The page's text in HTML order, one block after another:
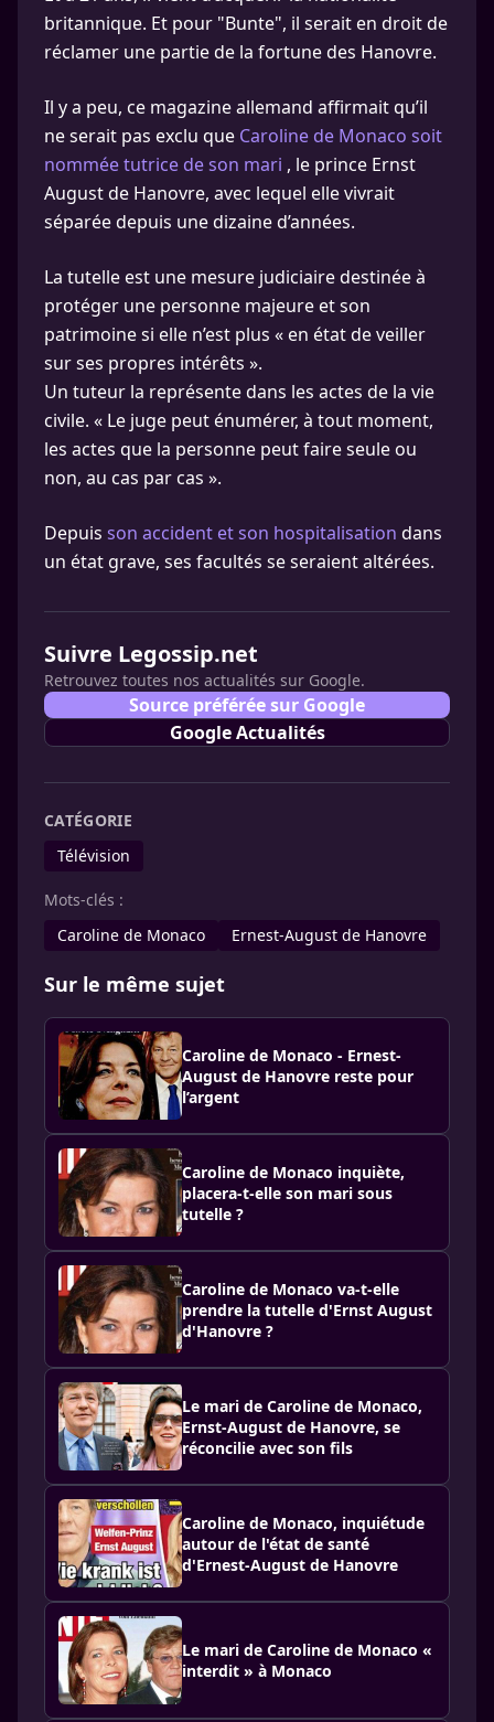
britannique. Et pour "Bunte", il serait en droit de
réclamer une partie de la fortune des Hanovre.
Il y a peu, ce magazine allemand affirmait qu’il
ne serait pas exclu que Caroline de Monaco soit
nommée tutrice de son mari , le prince Ernst
August de Hanovre, avec lequel elle vivrait
séparée depuis une dizaine d’années.
La tutelle est une mesure judiciaire destinée à
protéger une personne majeure et son
patrimoine si elle n’est plus « en état de veiller
sur ses propres intérêts ».
Un tuteur la représente dans les actes de la vie
civile. « Le juge peut énumérer, à tout moment,
les actes que la personne peut faire seule ou
non, au cas par cas ».
Depuis son accident et son hospitalisation dans
un état grave, ses facultés se seraient altérées.
Suivre Legossip.net
Retrouvez toutes nos actualités sur Google.
Source préférée sur Google
Google Actualités
CATÉGORIE
Télévision
Mots-clés :
Caroline de Monaco
Ernest-August de Hanovre
Sur le même sujet
Caroline de Monaco - Ernest-
August de Hanovre reste pour
l’argent
Caroline de Monaco inquiète,
placera-t-elle son mari sous
tutelle ?
Caroline de Monaco va-t-elle
prendre la tutelle d'Ernst August
d'Hanovre ?
Le mari de Caroline de Monaco,
Ernst-August de Hanovre, se
réconcilie avec son fils
Caroline de Monaco, inquiétude
autour de l'état de santé
d'Ernest-August de Hanovre
Le mari de Caroline de Monaco «
interdit » à Monaco